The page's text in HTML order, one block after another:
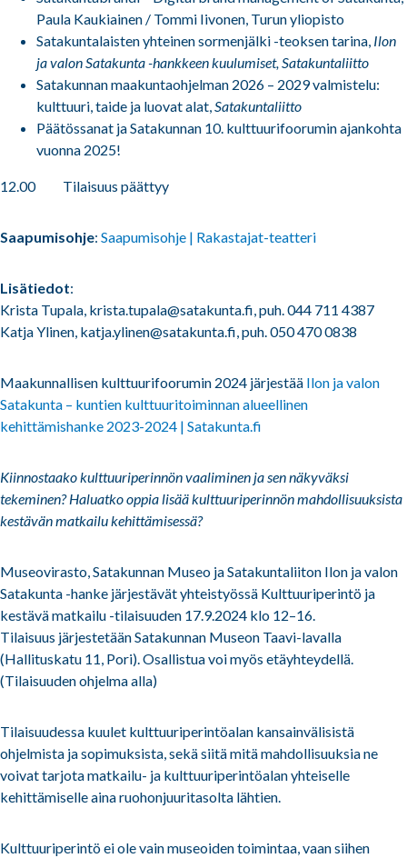
Paula Kaukiainen / Tommi Iivonen, Turun yliopisto
Satakuntalaisten yhteinen sormenjälki -teoksen tarina, Ilon
ja valon Satakunta -hankkeen kuulumiset, Satakuntaliitto
Satakunnan maakuntaohjelman 2026 – 2029 valmistelu:
kulttuuri, taide ja luovat alat, Satakuntaliitto
Päätössanat ja Satakunnan 10. kulttuurifoorumin ajankohta
vuonna 2025!
12.00 Tilaisuus päättyy
Saapumisohje: Saapumisohje | Rakastajat-teatteri
Lisätiedot:
Krista Tupala, krista.tupala@satakunta.fi, puh. 044 711 4387
Katja Ylinen, katja.ylinen@satakunta.fi, puh. 050 470 0838
Maakunnallisen kulttuurifoorumin 2024 järjestää Ilon ja valon
Satakunta – kuntien kulttuuritoiminnan alueellinen
kehittämishanke 2023-2024 | Satakunta.fi
Kiinnostaako kulttuuriperinnön vaaliminen ja sen näkyväksi
tekeminen? Haluatko oppia lisää kulttuuriperinnön mahdollisuuksista
kestävän matkailu kehittämisessä?
Museovirasto, Satakunnan Museo ja Satakuntaliiton Ilon ja valon
Satakunta -hanke järjestävät yhteistyössä Kulttuuriperintö ja
kestävä matkailu -tilaisuuden 17.9.2024 klo 12–16.
Tilaisuus järjestetään Satakunnan Museon Taavi-lavalla
(Hallituskatu 11, Pori). Osallistua voi myös etäyhteydellä.
(Tilaisuuden ohjelma alla)
Tilaisuudessa kuulet kulttuuriperintöalan kansainvälisistä
ohjelmista ja sopimuksista, sekä siitä mitä mahdollisuuksia ne
voivat tarjota matkailu- ja kulttuuriperintöalan yhteiselle
kehittämiselle aina ruohonjuuritasolta lähtien.
Kulttuuriperintö ei ole vain museoiden toimintaa, vaan siihen